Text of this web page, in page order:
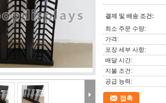
결제 및 배송 조건:
최소 주문 수량:
가격:
포장 세부 사항:
배달 시간:
지불 조건:
공급 능력:
접촉